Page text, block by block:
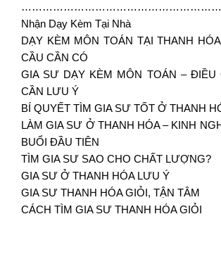
Nhận Dạy Kèm Tại Nhà
DẠY KÈM MÔN TOÁN TẠI THANH
CẦU CẦN CÓ
GIA SƯ DẠY KÈM MÔN TOÁN – ĐIỀU
CẦN LƯU Ý
BÍ QUYẾT TÌM GIA SƯ TỐT Ở THANH
LÀM GIA SƯ Ở THANH HÓA – KINH
BUỔI ĐẦU TIÊN
TÌM GIA SƯ SAO CHO CHẤT LƯỢNG?
GIA SƯ Ở THANH HÓA LƯU Ý
GIA SƯ THANH HÓA GIỎI, TẬN TÂM
CÁCH TÌM GIA SƯ THANH HÓA GIỎI